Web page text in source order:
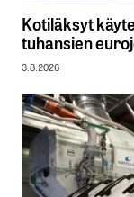
Kotiläksyt
tuhansien
3.8.2026